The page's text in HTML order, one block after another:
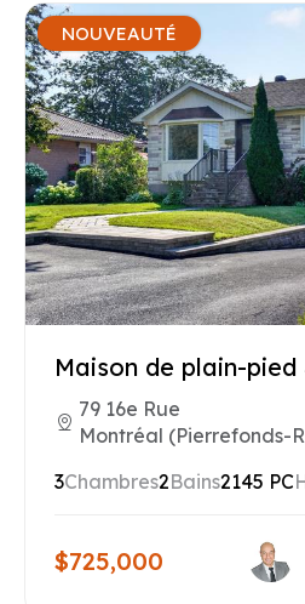
NOUVEAUTÉ
Maison de plain-pied
79 16e Rue
Montréal (Pierrefonds-
3Chambres2Bains2145 PC
$725,000